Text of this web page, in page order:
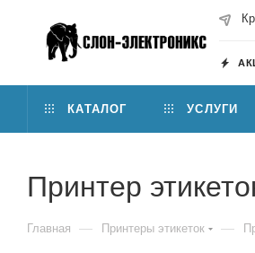
КАТАЛОГ УСЛУГИ
Принтер
Главная — Принтеры этикеток —